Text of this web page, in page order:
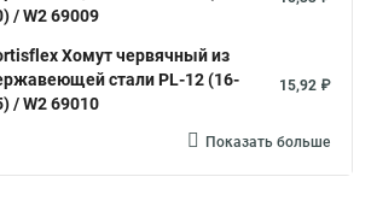
труб
трубы Хомут aisi 304
/ W2 69009
Хомут червячный из
стали PL-12 (16-
/ W2 69010
15,92 ₽
Показать больше